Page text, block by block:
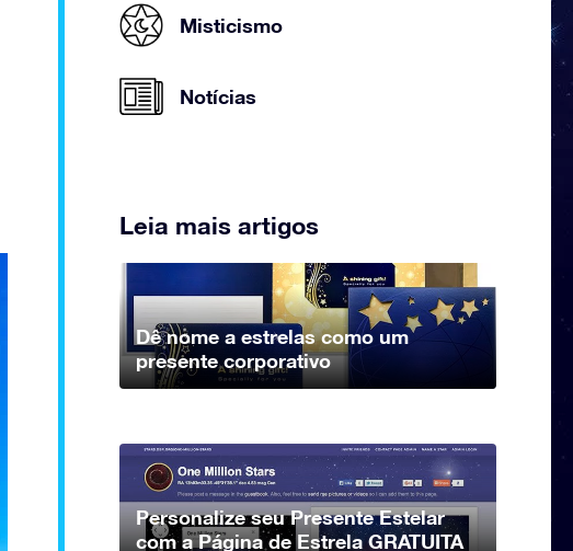
Misticismo
Notícias
Leia mais artigos
Dê nome a estrelas como um
presente corporativo
Personalize seu Presente Estelar
com a Página de Estrela GRATUITA